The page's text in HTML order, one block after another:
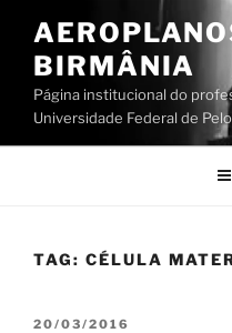
conteúdo
BIRMÂNIA
Página institucional do
Universidade Federal de
TAG: CÉLULA
PUBLICADO
20/03/2016